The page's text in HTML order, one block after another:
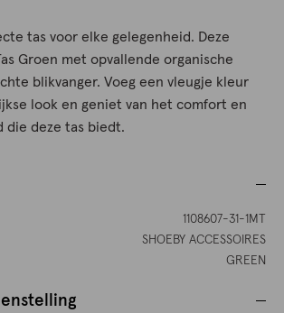
tas voor elke gelegenheid. Deze
Groen met opvallende organische
blikvanger. Voeg een vleugje kleur
look en geniet van het comfort en
die deze tas biedt.
1108607-31-1MT
SHOEBY ACCESSOIRES
GREEN